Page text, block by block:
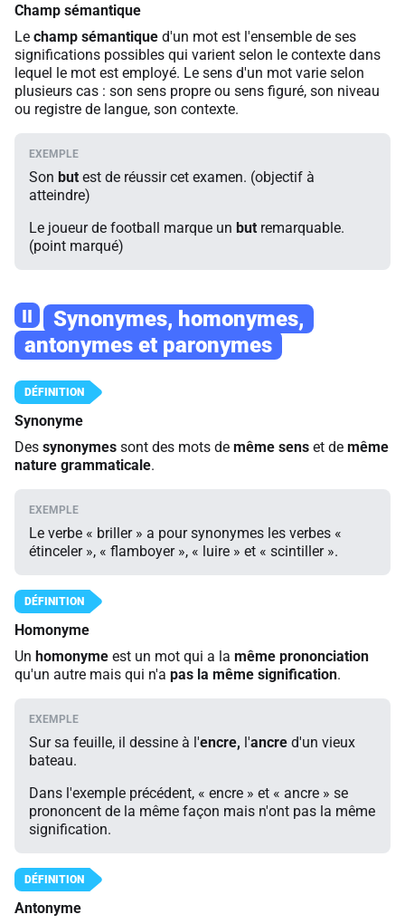
Champ sémantique
Le champ sémantique d'un mot est l'ensemble de ses
significations possibles qui varient selon le contexte dans
lequel le mot est employé. Le sens d'un mot varie selon
plusieurs cas : son sens propre ou sens figuré, son niveau
ou registre de langue, son contexte.
Son but est de réussir cet examen. (objectif à
atteindre)
Le joueur de football marque un but remarquable.
(point marqué)
II
Synonymes, homonymes,
antonymes et paronymes
Synonyme
Des synonymes sont des mots de même sens et de même
nature grammaticale.
Le verbe « briller » a pour synonymes les verbes «
étinceler », « flamboyer », « luire » et « scintiller ».
Homonyme
Un homonyme est un mot qui a la même prononciation
qu'un autre mais qui n'a pas la même signification.
Sur sa feuille, il dessine à l'encre, l'ancre d'un vieux
bateau.
Dans l'exemple précédent, « encre » et « ancre » se
prononcent de la même façon mais n'ont pas la même
signification.
Antonyme